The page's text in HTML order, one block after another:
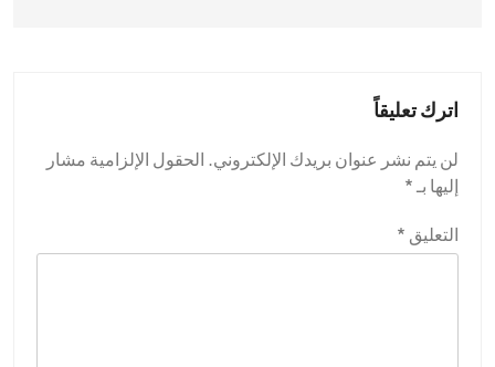
اترك تعليقاً
لن يتم نشر عنوان بريدك الإلكتروني. الحقول الإلزامية مشار
إليها بـ*
التعليق *